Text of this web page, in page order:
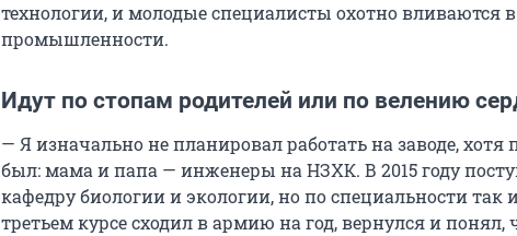
технологии, и молодые специалисты охотно вливаются
промышленности.
Идут по стопам родителей или по велению
— Я изначально не планировал работать на заводе,
был: мама и папа — инженеры на НЗХК. В 2015 году
кафедру биологии и экологии, но по специальности так
третьем курсе сходил в армию на год, вернулся и понял,